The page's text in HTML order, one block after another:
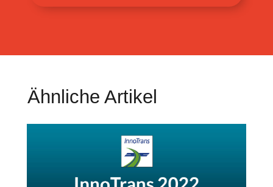
Ähnliche Artikel